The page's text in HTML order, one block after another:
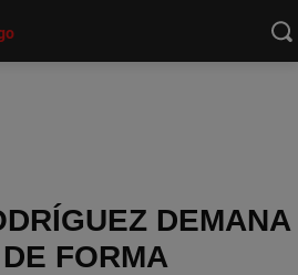
DEMANA
FORMA